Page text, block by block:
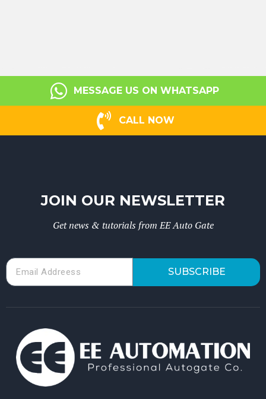
MESSAGE US ON WHATSAPP
CALL NOW
JOIN OUR NEWSLETTER
Get news & tutorials from EE Auto Gate
SUBSCRIBE